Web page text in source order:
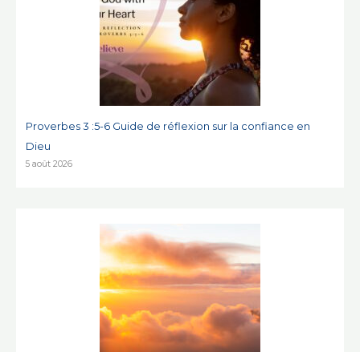
Proverbes 3 :5-6 Guide de réflexion sur la confiance en
Dieu
5 août 2026